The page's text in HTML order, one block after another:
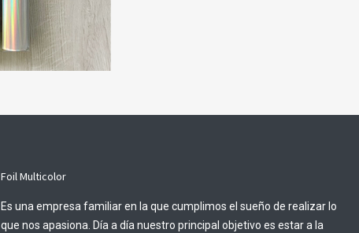
Foil Multicolor
Es una empresa familiar en la que cumplimos el sueño de realizar lo
que nos apasiona. Día a día nuestro principal objetivo es estar a la